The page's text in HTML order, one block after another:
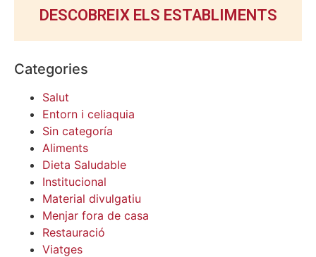
DESCOBREIX ELS ESTABLIMENTS
Categories
Salut
Entorn i celiaquia
Sin categoría
Aliments
Dieta Saludable
Institucional
Material divulgatiu
Menjar fora de casa
Restauració
Viatges